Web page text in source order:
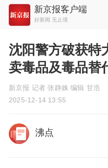
新京报客户端
好新闻 无止境
沈阳​警方破获特
卖毒品及毒品替
新京报 记者 张静姝 编辑 甘浩
2025-12-14 13:55
沸点